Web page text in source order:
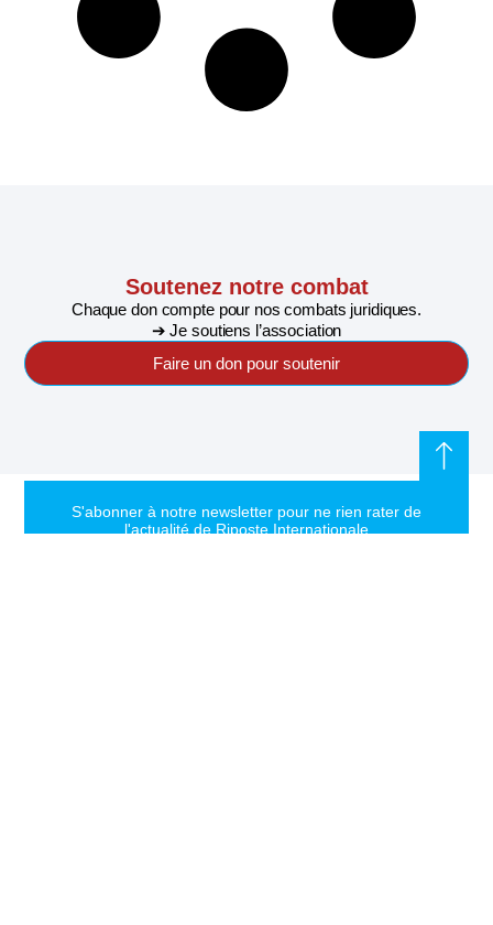
Soutenez notre combat
Chaque don compte pour nos combats juridiques.
➔ Je soutiens l’association
Faire un don pour soutenir
S'abonner à notre newsletter pour ne rien rater de
l'actualité de Riposte Internationale